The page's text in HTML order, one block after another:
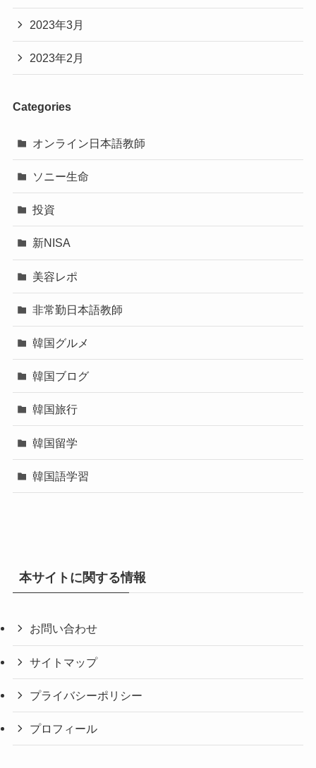
2023年3月
2023年2月
Categories
オンライン日本語教師
ソニー生命
投資
新NISA
美容レポ
非常勤日本語教師
韓国グルメ
韓国ブログ
韓国旅行
韓国留学
韓国語学習
本サイトに関する情報
お問い合わせ
サイトマップ
プライバシーポリシー
プロフィール